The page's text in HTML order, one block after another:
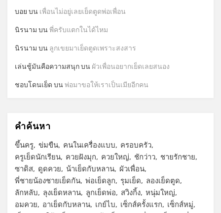
บอย บน เพื่อนไม่อยู่เลยเย็ดตูดพ่อเพื่อน
นิรนาม บนพี่ครับแตกในได้ไหม
นิรนาม บน ลูกเขยมาเย็ดตูดเพราะสงสาร
เล่นชู้มันคือความสนุกบน ผัวเพื่อนอยากเย็ดเลยสนอง
ชอบโดนเย็ด บนพ่อมาขอให้เราเป็นเมียอีกคน
คำค้นหา
ขึ้นครู ข่มขืน คนในเครื่องแบบ
ครอบครัว
ครูเย็ดนักเรียน
ควยฝังมุก ควยใหญ่ ชักว่าว
ชายรักชาย
ซาดิส
ดูดควย น้าเย็ดกับหลาน
ผัวเพื่อน
พี่ชายน้องชายเย็ดกัน พ่อเย็ดลูก รุมเย็ด
ลองเย็ดตูด
ลักหลับ
ลุงเย็ดหลาน ลูกเย็ดพ่อ สวิงกิ้ง หนุ่มใหญ่
อมควย
อาเย็ดกับหลาน เกย์ไบ เซ็กส์ครั้งแรก
เซ็กส์หมู่